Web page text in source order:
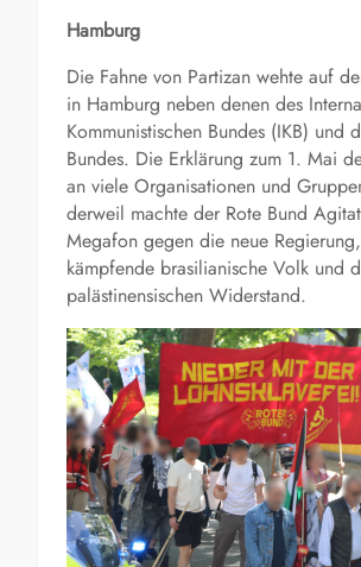
Hamburg
Die Fahne von Partizan wehte auf
in Hamburg neben denen des
Kommunistischen Bundes (IKB) und
Bundes. Die Erklärung zum 1. Mai
an viele Organisationen und
derweil machte der Rote Bund
Megafon gegen die neue
kämpfende brasilianische Volk und
palästinensischen Widerstand.